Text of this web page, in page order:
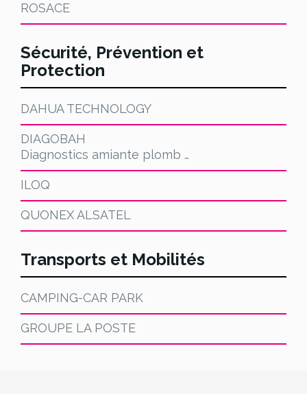
ROSACE
Sécurité, Prévention et
Protection
DAHUA TECHNOLOGY
DIAGOBAH
Diagnostics amiante plomb …
ILOQ
QUONEX ALSATEL
Transports et Mobilités
CAMPING-CAR PARK
GROUPE LA POSTE